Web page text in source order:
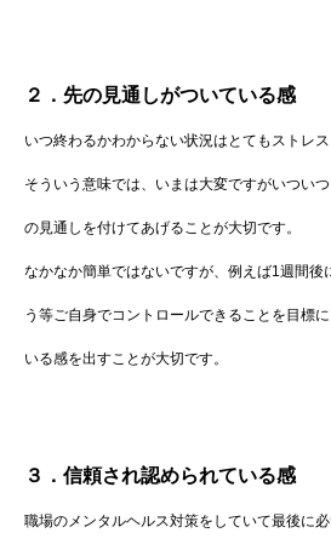
２．先の見通しがついている感
いつ終わるかわからない状況はとてもストレス
そういう意味では、いまは大変ですがいつい
の見通しを付けてあげることが大切です。
なかなか簡単ではないですが、例えば1週間後
う等ご自身でコントロールできることを目標
いる感を出すことが大切です。
３．信頼され認められている感
職場のメンタルヘルス対策をしていて最後に